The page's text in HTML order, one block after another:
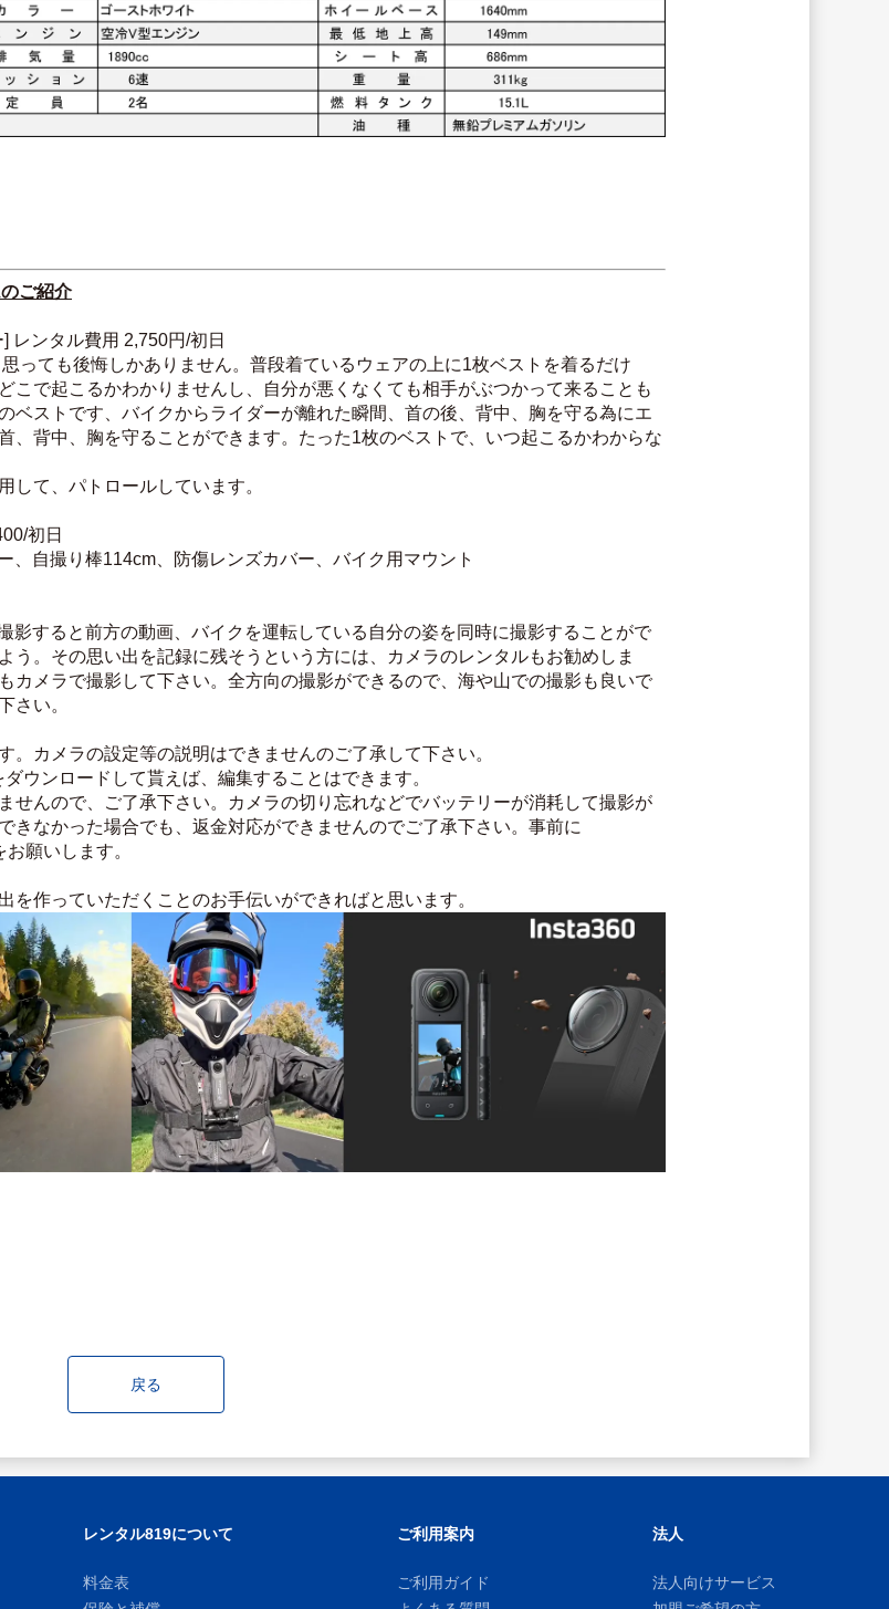
ご紹介
レンタル費用 2,750円/初日
っても後悔しかありません。普段着ているウェアの上に1枚ベストを着るだけ
こで起こるかわかりませんし、自分が悪くなくても相手がぶつかって来ることも
ベストです、バイクからライダーが離れた瞬間、首の後、背中、胸を守る為にエ
、背中、胸を守ることができます。たった1枚のベストで、いつ起こるかわからな
して、パトロールしています。
初日
、自撮り棒114cm、防傷レンズカバー、バイク用マウント
影すると前方の動画、バイクを運転している自分の姿を同時に撮影することがで
う。その思い出を記録に残そうという方には、カメラのレンタルもお勧めしま
カメラで撮影して下さい。全方向の撮影ができるので、海や山での撮影も良いで
さい。
。カメラの設定等の説明はできませんのご了承して下さい。
ウンロードして貰えば、編集することはできます。
せんので、ご了承下さい。カメラの切り忘れなどでバッテリーが消耗して撮影が
きなかった場合でも、返金対応ができませんのでご了承下さい。事前に
願いします。
作っていただくことのお手伝いができればと思います。
戻る
レンタル819について
料金表
ご利用案内
ご利用ガイド
法人
法人向けサービス